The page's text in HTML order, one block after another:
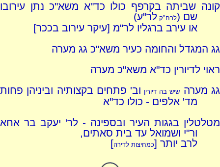
קונה שביתה בקרפף כולו כד"א משא"כ נתן עירובו
שם (לרח"קלר"ע)
או עירב ברגליו לר"מ [עיקר עירוב בככר]
גג המגדל והחומה כעיר משא"כ גג מערה
ראוי לדיורין כד"א משא"כ מערה
גג מערה שיש בה דיורין וב' פתחים בקצותיה וביניהן פחות
מד' אלפים - כולו כד"א
מטלטלין בגגות העיר ובספינה - לר' יעקב בר אחא
ור"י ושמואל עד בית סאתים,
לרב יותר [כמחיצות לדירה]